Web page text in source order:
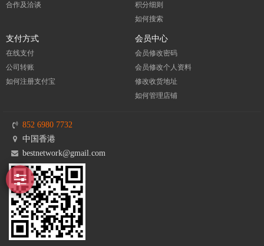
合作及洽谈
积分细则
如何搜索
支付方式
在线支付
公司转账
如何注册支付宝
会员中心
会员修改密码
会员修改个人资料
修改收货地址
如何管理店铺
852 6980 7732
中国香港
bestnetwork@gmail.com